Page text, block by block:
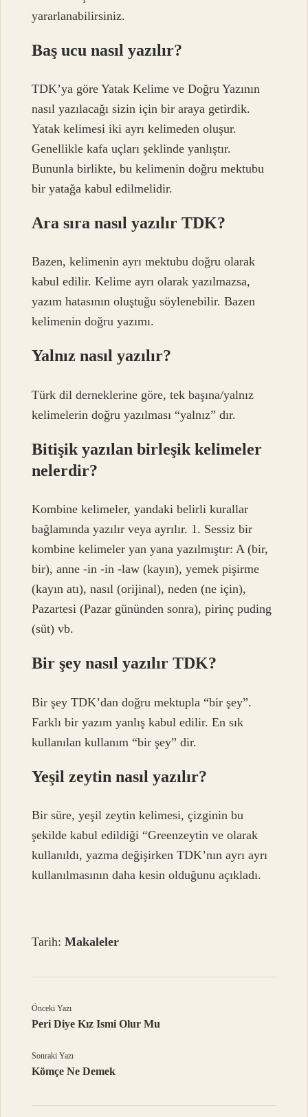
yararlanabilirsiniz.
Baş ucu nasıl yazılır?
TDK’ya göre Yatak Kelime ve Doğru Yazının
nasıl yazılacağı sizin için bir araya getirdik.
Yatak kelimesi iki ayrı kelimeden oluşur.
Genellikle kafa uçları şeklinde yanlıştır.
Bununla birlikte, bu kelimenin doğru mektubu
bir yatağa kabul edilmelidir.
Ara sıra nasıl yazılır TDK?
Bazen, kelimenin ayrı mektubu doğru olarak
kabul edilir. Kelime ayrı olarak yazılmazsa,
yazım hatasının oluştuğu söylenebilir. Bazen
kelimenin doğru yazımı.
Yalnız nasıl yazılır?
Türk dil derneklerine göre, tek başına/yalnız
kelimelerin doğru yazılması “yalnız” dır.
Bitişik yazılan birleşik kelimeler
nelerdir?
Kombine kelimeler, yandaki belirli kurallar
bağlamında yazılır veya ayrılır. 1. Sessiz bir
kombine kelimeler yan yana yazılmıştır: A (bir,
bir), anne -in -in -law (kayın), yemek pişirme
(kayın atı), nasıl (orijinal), neden (ne için),
Pazartesi (Pazar gününden sonra), pirinç puding
(süt) vb.
Bir şey nasıl yazılır TDK?
Bir şey TDK’dan doğru mektupla “bir şey”.
Farklı bir yazım yanlış kabul edilir. En sık
kullanılan kullanım “bir şey” dir.
Yeşil zeytin nasıl yazılır?
Bir süre, yeşil zeytin kelimesi, çizginin bu
şekilde kabul edildiği “Greenzeytin ve olarak
kullanıldı, yazma değişirken TDK’nın ayrı ayrı
kullanılmasının daha kesin olduğunu açıkladı.
Tarih:Makaleler
Önceki Yazı
Peri Diye Kız Ismi Olur Mu
Sonraki Yazı
Kömçe Ne Demek